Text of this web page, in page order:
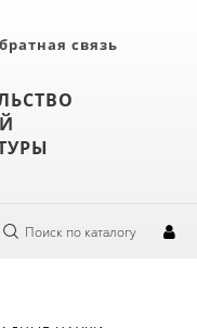
связь
Поиск по каталогу